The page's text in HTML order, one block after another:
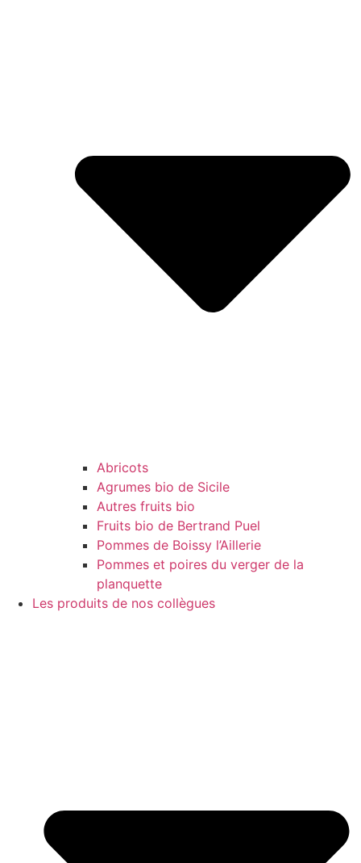
Abricots
Agrumes bio de Sicile
Autres fruits bio
Fruits bio de Bertrand Puel
Pommes de Boissy l’Aillerie
Pommes et poires du verger de la
planquette
Les produits de nos collègues